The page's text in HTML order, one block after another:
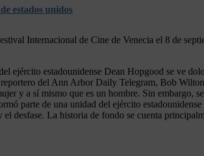
estados unidos
Internacional de Cine de Venecia el 8 de
ejército estadounidense Dean Hopgood se ve
del Ann Arbor Daily Telegram, Bob
y a sí mismo que es un hombre. Sin embargo,
parte de una unidad del ejército
desfase. La historia de fondo se cuenta